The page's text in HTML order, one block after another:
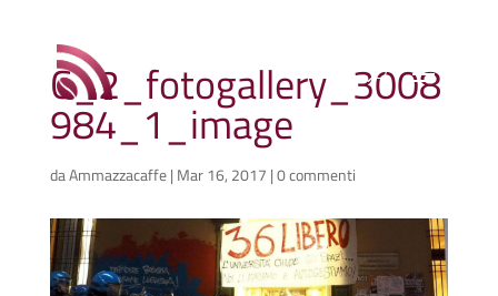
C_2_fotogallery_3008
984_1_image
daAmmazzacaffe| Mar 16, 2017 |0 commenti